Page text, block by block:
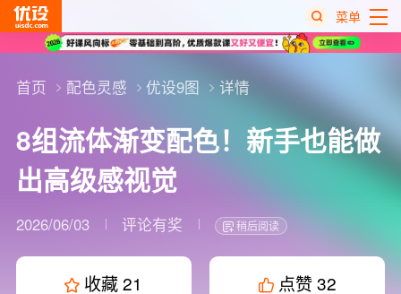
菜单
首页 配色灵感 优设9图 详情
8组流体渐变配色！新手也能做
出高级感视觉
2026/06/03 评论有奖 稍后阅读
收藏21 点赞 32